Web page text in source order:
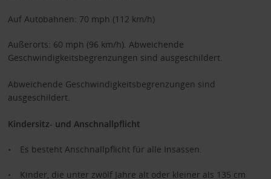
Auf Autobahnen: 70 mph (112 km/h)
Außerorts: 60 mph (96 km/h). Abweichende
Geschwindigkeitsbegrenzungen sind ausgeschildert.
Abweichende Geschwindigkeitsbegrenzungen sind
ausgeschildert.
Kindersitz- und Anschnallpflicht
Es besteht Anschnallpflicht für alle Insassen.
Kinder, die unter zwölf Jahre alt oder kleiner als 135 cm